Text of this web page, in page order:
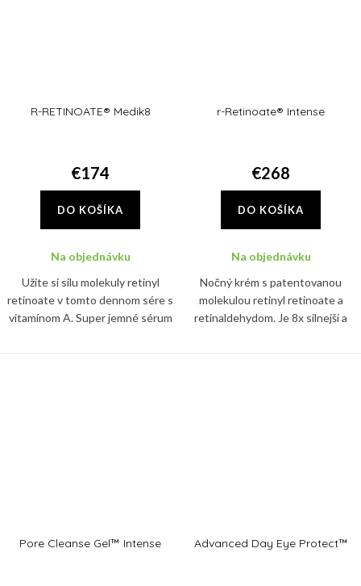
R-RETINOATE® Medik8
€174
DO KOŠÍKA
Na objednávku
Užite si silu molekuly retinyl
retinoate v tomto dennom sére s
vitamínom A. Super jemné sérum
r-Retinoate® Intense
€268
DO KOŠÍKA
Na objednávku
Nočný krém s patentovanou
molekulou retinyl retinoate a
retinaldehydom. Je 8x silnejší a
Pore Cleanse Gel™ Intense Advanced Day Eye Protect™